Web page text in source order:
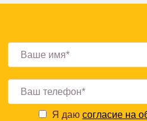
Я даю согласие на